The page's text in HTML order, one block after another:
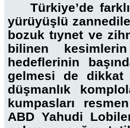
Türkiye’de
yürüyüşlü
bozuk tıynet ve
bilinen
hedeflerinin
gelmesi de dikkat
düşmanlık
kumpasları
ABD Yahudi